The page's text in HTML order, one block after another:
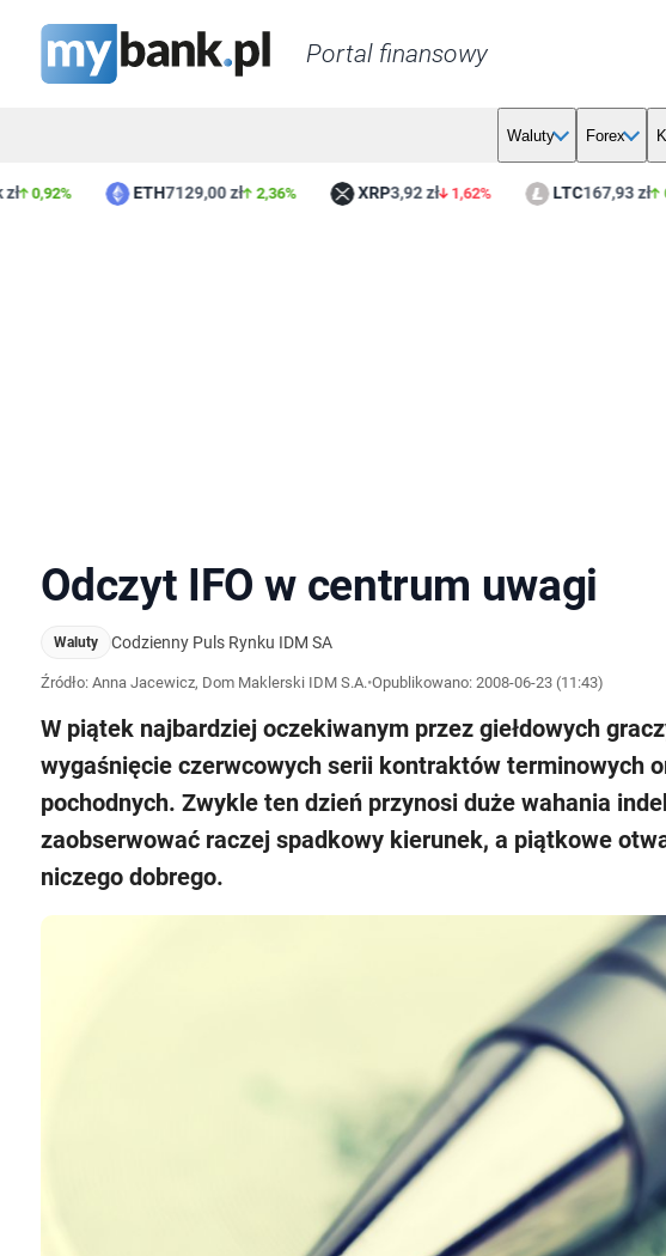
Portal finansowy
Waluty Forex
ETH7129,00 zł 2,36% XRP3,92 zł 1,62% LTC167,93 zł
Odczyt IFO w centrum uwagi
Waluty Codzienny Puls Rynku IDM SA
Źródło: Anna Jacewicz, Dom Maklerski IDM S.A.•Opublikowano: 2008-06-23 (11:43)
W piątek najbardziej oczekiwanym przez giełdowych
wygaśnięcie czerwcowych serii kontraktów terminowych
pochodnych. Zwykle ten dzień przynosi duże wahania
zaobserwować raczej spadkowy kierunek, a piątkowe
niczego dobrego.